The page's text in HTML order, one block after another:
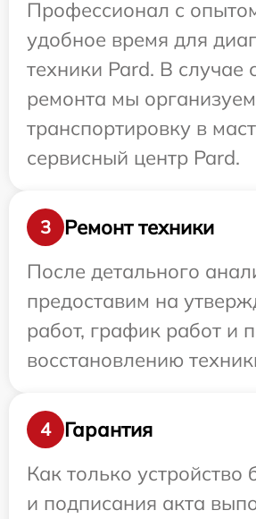
Профессионал с
удобное время для
техники Pard. В случае
ремонта мы организуем
транспортировку в
сервисный центр Pard.
3
Ремонт техники
После детального
предоставим на
работ, график работ и
восстановлению
4
Гарантия
Как только устройство
и подписания акта